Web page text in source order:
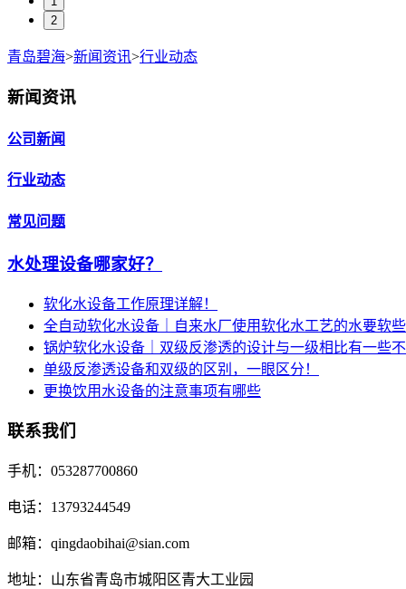
2
青岛碧海>新闻资讯>行业动态
新闻资讯
公司新闻
行业动态
常见问题
水处理设备哪家好？
软化水设备工作原理详解！
全自动软化水设备｜自来水厂使用软化水工艺的水要软些
锅炉软化水设备｜双级反渗透的设计与一级相比有一些
单级反渗透设备和双级的区别，一眼区分！
更换饮用水设备的注意事项有哪些
联系我们
手机：053287700860
电话：13793244549
邮箱：qingdaobihai@sian.com
地址：山东省青岛市城阳区青大工业园